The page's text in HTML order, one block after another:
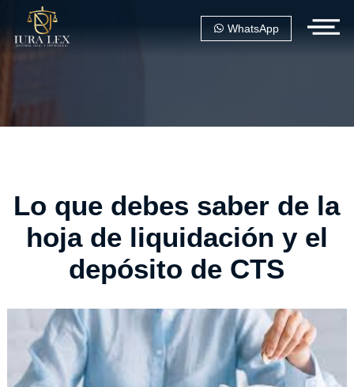
WhatsApp
Lo que debes saber de la
hoja de liquidación y el
depósito de CTS